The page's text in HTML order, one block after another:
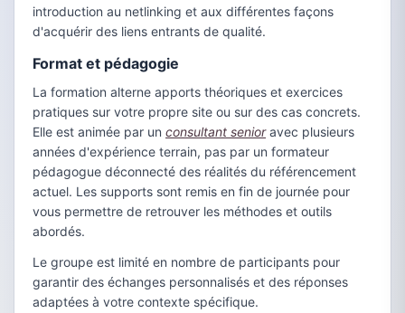
introduction au netlinking et aux différentes façons
d'acquérir des liens entrants de qualité.
Format et pédagogie
La formation alterne apports théoriques et exercices
pratiques sur votre propre site ou sur des cas concrets.
Elle est animée par un consultant senioravec plusieurs
années d'expérience terrain, pas par un formateur
pédagogue déconnecté des réalités du référencement
actuel. Les supports sont remis en fin de journée pour
vous permettre de retrouver les méthodes et outils
abordés.
Le groupe est limité en nombre de participants pour
garantir des échanges personnalisés et des réponses
adaptées à votre contexte spécifique.